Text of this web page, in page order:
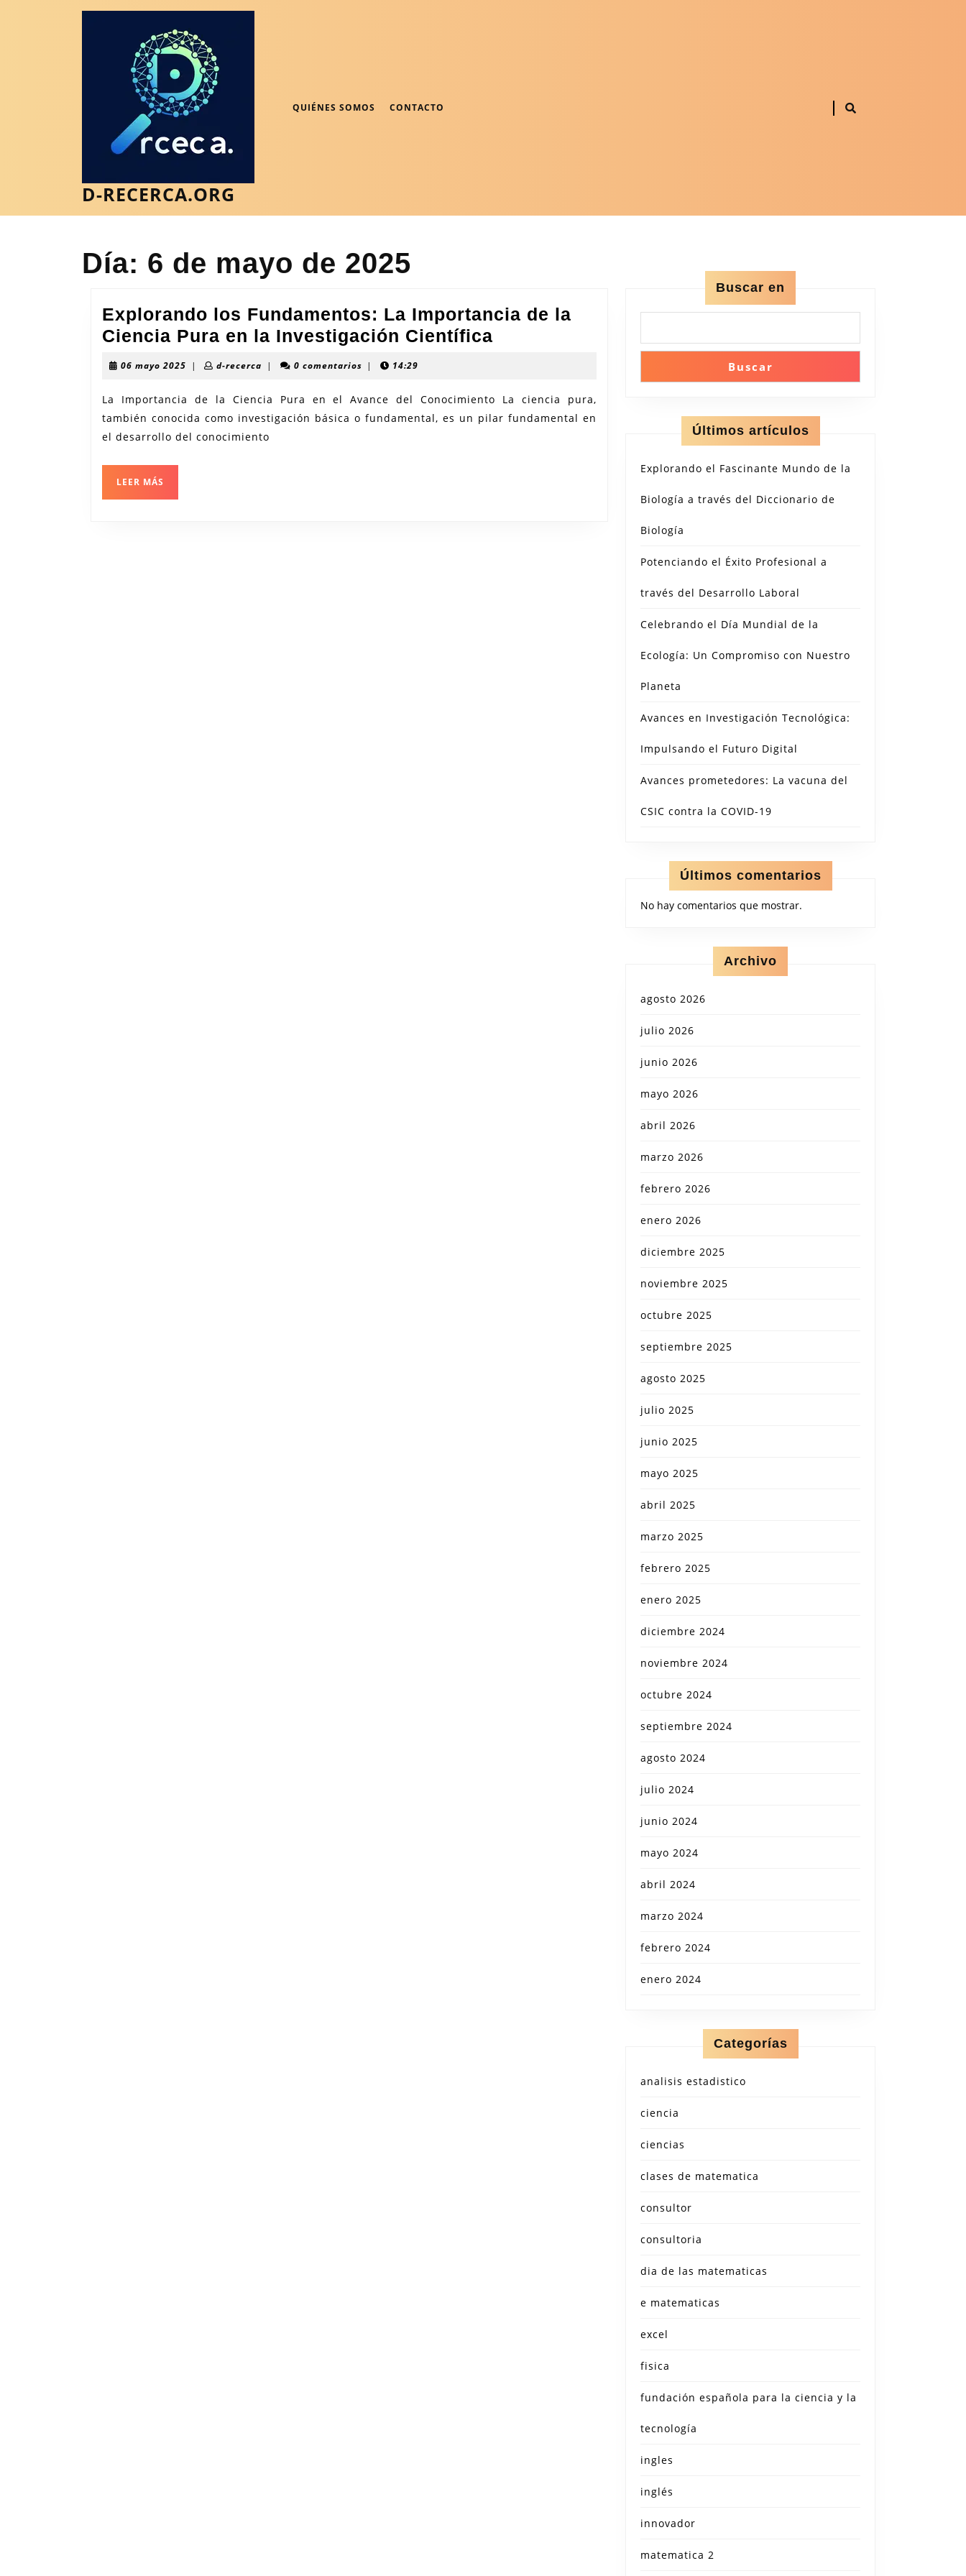
D-RECERCA.ORG
QUIÉNES SOMOS CONTACTO
Día: 6 de mayo de 2025
Explorando los Fundamentos: La Importancia de la
Ciencia Pura en la Investigación Científica
La
Importancia
06 mayo 2025 06| d-recerca d-| 0 comentarios | 14:29
La Importancia de la Ciencia Pura en el Avance del Conocimiento La ciencia pura,
también conocida como investigación básica o fundamental, es un pilar fundamental en
el desarrollo del conocimiento
LEER MÁS
Buscar en
Buscar
Últimos artículos
Explorando el Fascinante Mundo de la
Biología a través del Diccionario de
Biología
Potenciando el Éxito Profesional a
través del Desarrollo Laboral
Celebrando el Día Mundial de la
Ecología: Un Compromiso con Nuestro
Planeta
Avances en Investigación Tecnológica:
Impulsando el Futuro Digital
Avances prometedores: La vacuna del
CSIC contra la COVID-19
Últimos comentarios
No hay comentarios que mostrar.
Archivo
agosto 2026
julio 2026
junio 2026
mayo 2026
abril 2026
marzo 2026
febrero 2026
enero 2026
diciembre 2025
noviembre 2025
octubre 2025
septiembre 2025
agosto 2025
julio 2025
junio 2025
mayo 2025
abril 2025
marzo 2025
febrero 2025
enero 2025
diciembre 2024
noviembre 2024
octubre 2024
septiembre 2024
agosto 2024
julio 2024
junio 2024
mayo 2024
abril 2024
marzo 2024
febrero 2024
enero 2024
Categorías
analisis estadistico
ciencia
ciencias
clases de matematica
consultor
consultoria
dia de las matematicas
e matematicas
excel
fisica
fundación española para la ciencia y la
tecnología
ingles
inglés
innovador
matematica 2